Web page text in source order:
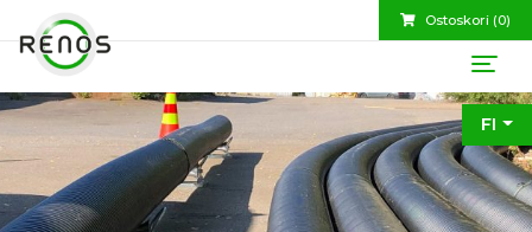
Ostoskori (0)
FI